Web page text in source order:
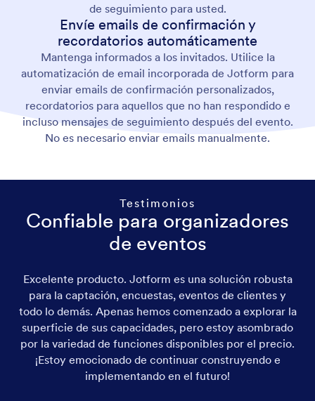
de seguimiento para usted.
Envíe emails de confirmación y
recordatorios automáticamente
Mantenga informados a los invitados. Utilice la
automatización de email incorporada de Jotform para
enviar emails de confirmación personalizados,
recordatorios para aquellos que no han respondido e
incluso mensajes de seguimiento después del evento.
No es necesario enviar emails manualmente.
Testimonios
Confiable para organizadores
de eventos
Excelente producto. Jotform es una solución robusta
para la captación, encuestas, eventos de clientes y
todo lo demás. Apenas hemos comenzado a explorar la
superficie de sus capacidades, pero estoy asombrado
por la variedad de funciones disponibles por el precio.
¡Estoy emocionado de continuar construyendo e
implementando en el futuro!